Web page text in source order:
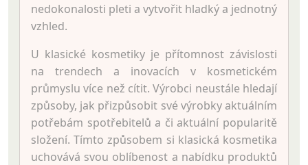
nedokonalosti pleti a vytvořit hladký a jednotný
vzhled.
U klasické kosmetiky je přítomnost závislosti
na trendech a inovacích v kosmetickém
průmyslu více než cítit. Výrobci neustále hledají
způsoby, jak přizpůsobit své výrobky aktuálním
potřebám spotřebitelů a či aktuální popularitě
složení. Tímto způsobem si klasická kosmetika
uchovává svou oblíbenost a nabídku produktů